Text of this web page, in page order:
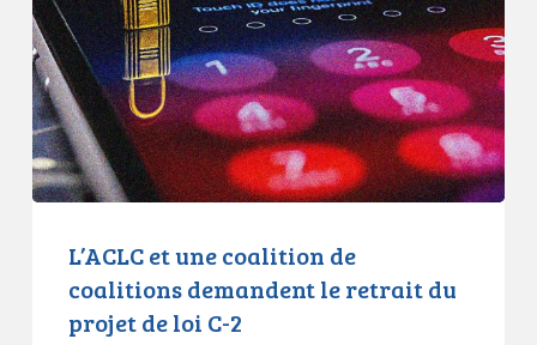
de
coalitions
demandent
le
retrait
du
projet
L’ACLC et une coalition de
coalitions demandent le retrait du
projet de loi C-2